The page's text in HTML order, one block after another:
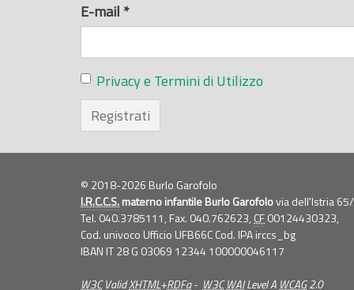
E-mail *
Privacy e Termini di Utilizzo
Registrati
© 2018-2026 Burlo Garofolo
I.R.C.C.S.materno infantile Burlo Garofolovia dell'Istria
Tel. 040.3785111, Fax. 040.762623, CF00124430323,
Cod. univoco Ufficio UFB66C Cod. IPA irccs_bg
IBAN IT 28 G 03069 12344 100000046117
W3CValidXHTML+RDFa- W3C WAILevel A WCAG2.0